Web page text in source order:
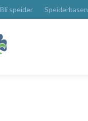
Bli speider Speiderbasen